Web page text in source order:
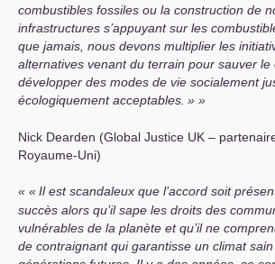
combustibles fossiles ou la construction de
infrastructures s’appuyant sur les
que jamais, nous devons multiplier les
alternatives venant du terrain pour sauver le
développer des modes de vie socialement
écologiquement acceptables. »
Nick Dearden (Global Justice UK –
Royaume-Uni)
«Il est scandaleux que l’accord soit
succès alors qu’il sape les droits des
vulnérables de la planète et qu’il ne
de contraignant qui garantisse un climat